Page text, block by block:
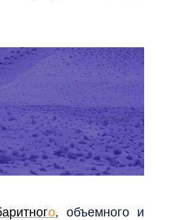
о, объемного и